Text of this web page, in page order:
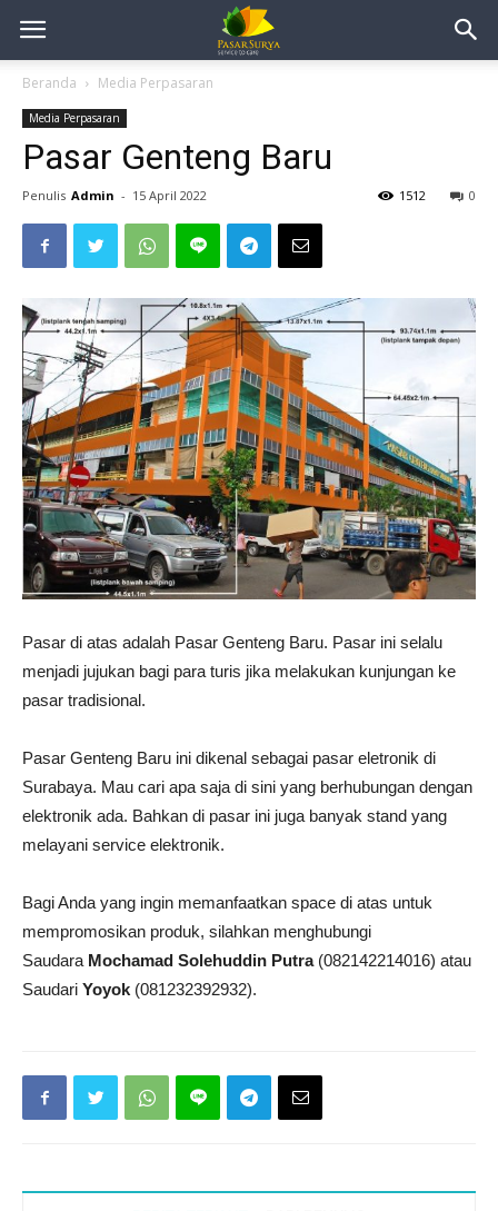
Beranda Media Perpasaran
Media Perpasaran
Pasar Genteng Baru
Penulis Admin - 15 April 2022 0
1512
Pasar di atas adalah Pasar Genteng Baru. Pasar ini selalu
menjadi jujukan bagi para turis jika melakukan kunjungan ke
pasar tradisional.
Pasar Genteng Baru ini dikenal sebagai pasar eletronik di
Surabaya. Mau cari apa saja di sini yang berhubungan dengan
elektronik ada. Bahkan di pasar ini juga banyak stand yang
melayani service elektronik.
Bagi Anda yang ingin memanfaatkan space di atas untuk
mempromosikan produk, silahkan menghubungi
Saudara Mochamad Solehuddin Putra(082142214016) atau
Saudari Yoyok (081232392932).